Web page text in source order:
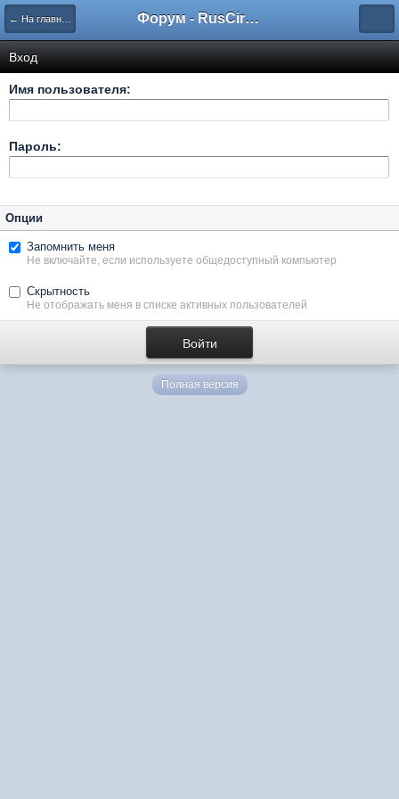
← На главную Форум - RusCircus.ru
Вход
Имя пользователя:
Пароль:
Опции
Запомнить меня
Не включайте, если используете общедоступный компьютер
Скрытность
Не отображать меня в списке активных пользователей
Полная версия